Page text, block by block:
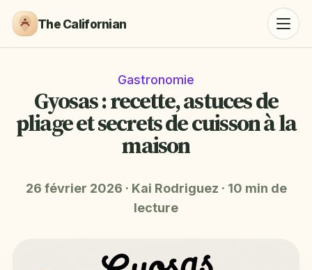
The Californian
Gastronomie
Gyosas : recette, astuces de
pliage et secrets de cuisson à la
maison
26 février 2026 · Kai Rodriguez · 10 min de
lecture